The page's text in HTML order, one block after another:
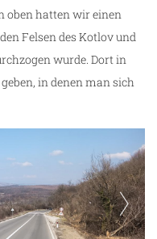
oben hatten wir einen
Felsen des Kotlov und
wurde. Dort in
in denen man sich